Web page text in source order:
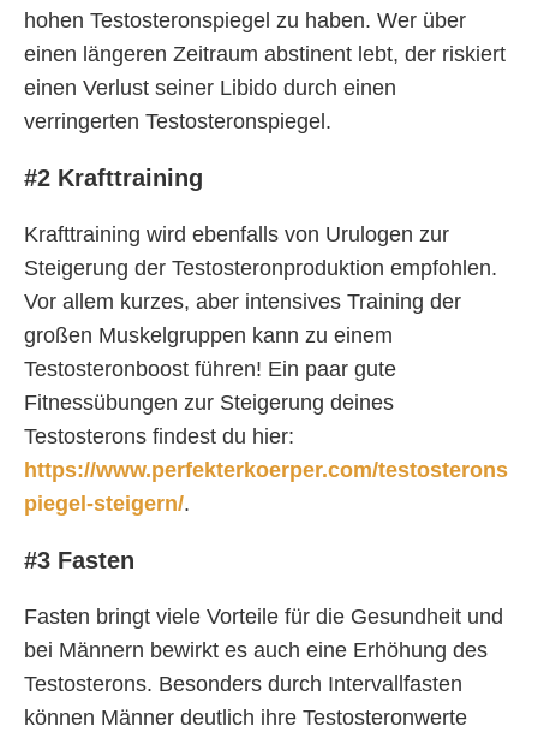
hohen Testosteronspiegel zu haben. Wer über
einen längeren Zeitraum abstinent lebt, der riskiert
einen Verlust seiner Libido durch einen
verringerten Testosteronspiegel.
#2 Krafttraining
Krafttraining wird ebenfalls von Urulogen zur
Steigerung der Testosteronproduktion empfohlen.
Vor allem kurzes, aber intensives Training der
großen Muskelgruppen kann zu einem
Testosteronboost führen! Ein paar gute
Fitnessübungen zur Steigerung deines
Testosterons findest du hier:
https://www.perfekterkoerper.com/testosterons
piegel-steigern/.
#3 Fasten
Fasten bringt viele Vorteile für die Gesundheit und
bei Männern bewirkt es auch eine Erhöhung des
Testosterons. Besonders durch Intervallfasten
können Männer deutlich ihre Testosteronwerte